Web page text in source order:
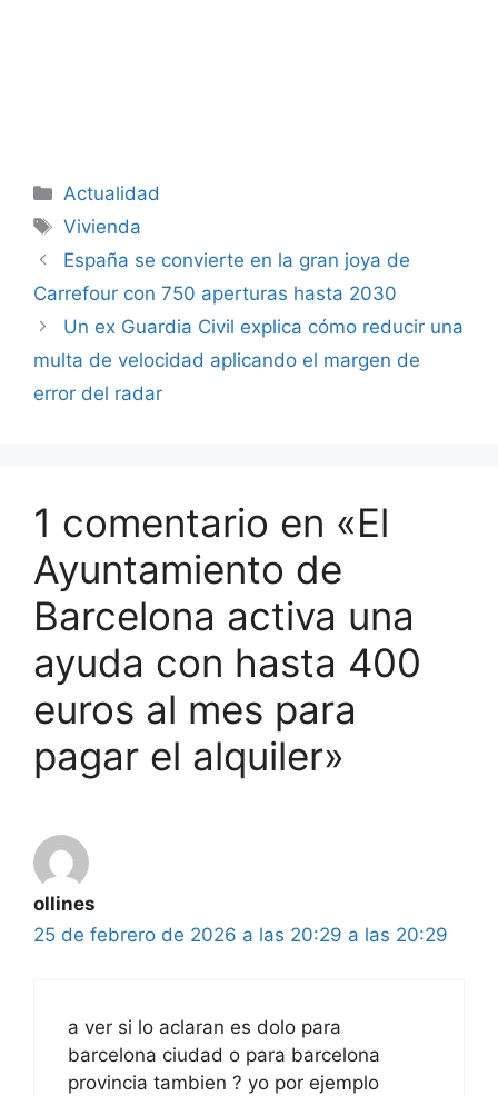
Categorías
Actualidad
Etiquetas
Vivienda
España se convierte en la gran joya de
Carrefour con 750 aperturas hasta 2030
Un ex Guardia Civil explica cómo reducir una
multa de velocidad aplicando el margen de
error del radar
1 comentario en «El
Ayuntamiento de
Barcelona activa una
ayuda con hasta 400
euros al mes para
pagar el alquiler»
ollines
25 de febrero de 2026 a las 20:29 a las 20:29
a ver si lo aclaran es dolo para
barcelona ciudad o para barcelona
provincia tambien ? yo por ejemplo